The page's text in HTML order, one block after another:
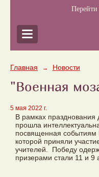
Главная → Новости
"Военная
5 мая 2022 г.
В рамках
прошла
посвященная событиям
которой приняли
учителей. Победу
призерами стали 11 и 9